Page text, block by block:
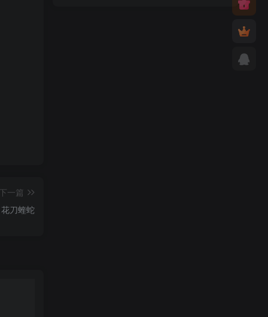
下一篇
花刀蝰蛇